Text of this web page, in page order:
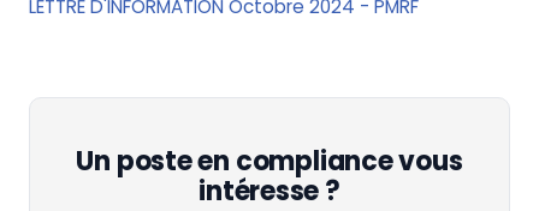
LETTRE D'INFORMATION Octobre 2024 - PMRF
Un poste en compliance vous
intéresse ?